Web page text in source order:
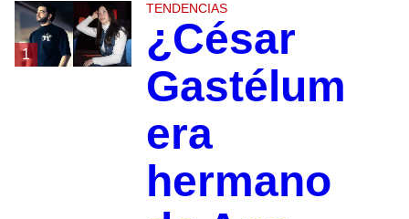
1
TENDENCIAS
¿César
Gastélum
era
hermano